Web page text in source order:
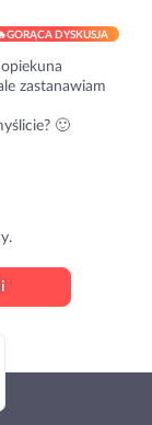
GORĄCA DYSKUSJA
zastanawiam
🙂